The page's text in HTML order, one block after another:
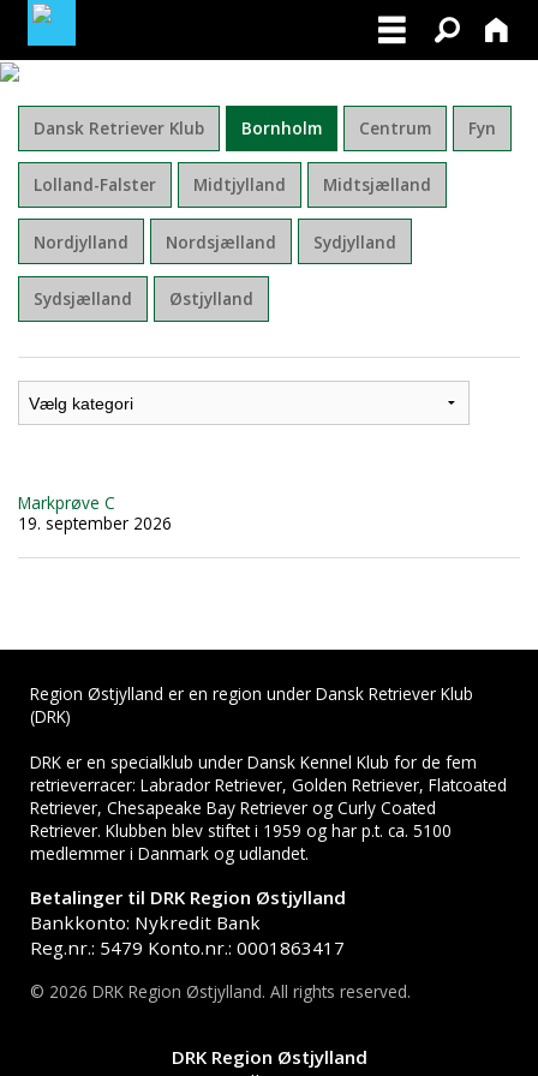
MINE TILMELDINGER
BLIV MEDLEM AF DRK
Dansk Retriever Klub Bornholm Centrum Fyn
Lolland-Falster Midtjylland Midtsjælland
Nordjylland Nordsjælland Sydjylland
Sydsjælland Østjylland
Markprøve C
19. september 2026
Region Østjylland er en region under Dansk Retriever Klub
(DRK)
DRK er en specialklub under Dansk Kennel Klub for de fem
retrieverracer: Labrador Retriever, Golden Retriever, Flatcoated
Retriever, Chesapeake Bay Retriever og Curly Coated
Retriever. Klubben blev stiftet i 1959 og har p.t. ca. 5100
medlemmer i Danmark og udlandet.
Betalinger til DRK Region Østjylland
Bankkonto: Nykredit Bank
Reg.nr.: 5479 Konto.nr.: 0001863417
© 2026 DRK Region Østjylland. All rights reserved.
DRK Region Østjylland